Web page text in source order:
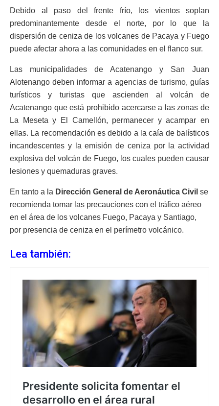
Debido al paso del frente frío, los vientos soplan
predominantemente desde el norte, por lo que la
dispersión de ceniza de los volcanes de Pacaya y Fuego
puede afectar ahora a las comunidades en el flanco sur.
Las municipalidades de Acatenango y San Juan
Alotenango deben informar a agencias de turismo, guías
turísticos y turistas que ascienden al volcán de
Acatenango que está prohibido acercarse a las zonas de
La Meseta y El Camellón, permanecer y acampar en
ellas. La recomendación es debido a la caía de balísticos
incandescentes y la emisión de ceniza por la actividad
explosiva del volcán de Fuego, los cuales pueden causar
lesiones y quemaduras graves.
En tanto a la Dirección General de Aeronáutica Civil se
recomienda tomar las precauciones con el tráfico aéreo
en el área de los volcanes Fuego, Pacaya y Santiago,
por presencia de ceniza en el perímetro volcánico.
Lea también: